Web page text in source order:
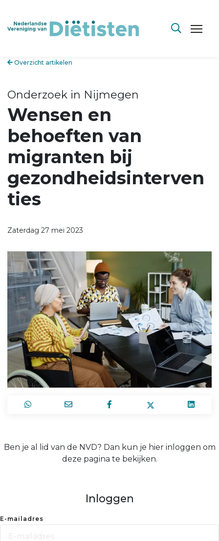
Overzicht artikelen
Onderzoek in Nijmegen
Wensen en
behoeften van
migranten bij
gezondheidsinterven
ties
Zaterdag 27 mei 2023
Ben je al lid van de NVD? Dan kun je hier inloggen om
deze pagina te bekijken.
Inloggen
E-mailadres